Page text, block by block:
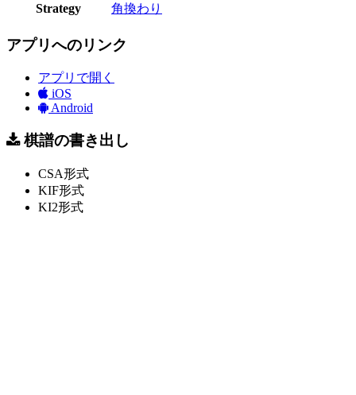
Strategy
角換わり
アプリへのリンク
アプリで開く
iOS
Android
棋譜の書き出し
CSA形式
KIF形式
KI2形式